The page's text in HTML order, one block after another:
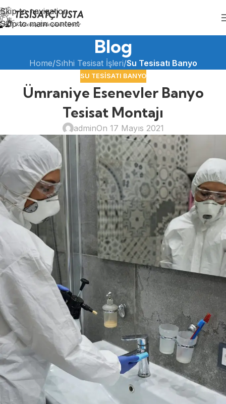
Skip to navigation
Skip to main content
Blog
Home/Sıhhi Tesisat İşleri/Su Tesisatı Banyo
SU TESISATI BANYO
Ümraniye Esenevler Banyo
Tesisat Montajı
adminOn 17 Mayıs 2021